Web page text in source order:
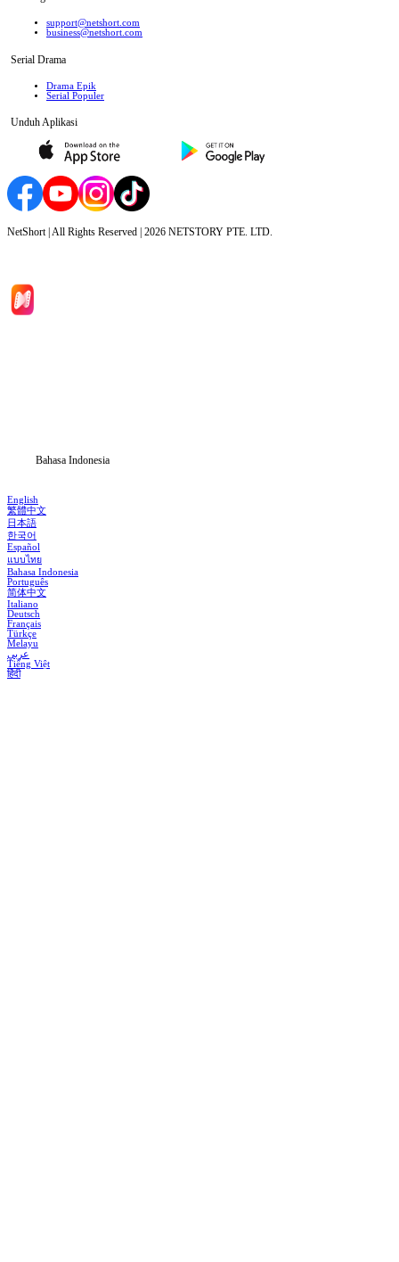
support@netshort.com
business@netshort.com
Serial Drama
Drama Epik
Serial Populer
Unduh Aplikasi
NetShort | All Rights Reserved | 2026 NETSTORY PTE. LTD.
Bahasa Indonesia
English
繁體中文
日本語
한국어
Español
แบบไทย
Bahasa Indonesia
Português
简体中文
Italiano
Deutsch
Français
Türkçe
Melayu
عربي
Tiếng Việt
हिंदी